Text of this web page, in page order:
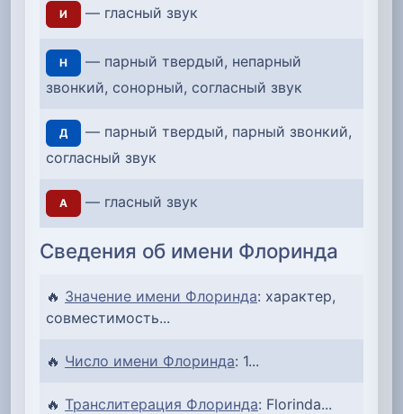
И — гласный звук
Н
— парный твердый, непарный
звонкий, сонорный, согласный звук
Д
— парный твердый, парный звонкий,
согласный звук
А — гласный звук
Сведения об имени Флоринда
🔥 Значение имени Флоринда: характер,
совместимость...
🔥 Число имени Флоринда: 1...
🔥 Транслитерация Флоринда: Florinda...